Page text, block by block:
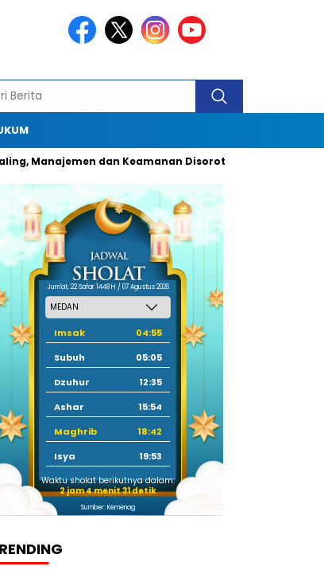
dan Keamanan Disorot Tajam
Jum'at, 22 Safar 1448 H / 07 Agustus 2026
Imsak
04:55
Subuh
05:05
Dzuhur
12:35
Ashar
15:54
Maghrib
18:42
Isya
19:53
Waktu sholat berikutnya dalam:
2 jam 4 menit 29 detik
Sumber: Kemenag